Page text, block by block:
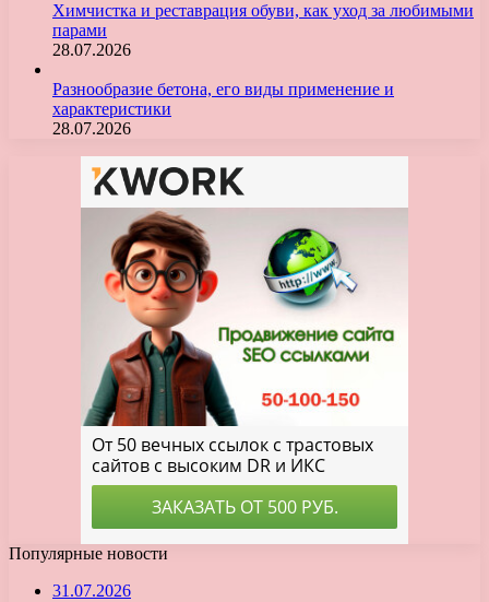
Химчистка и реставрация обуви, как уход за любимыми
парами
28.07.2026
Разнообразие бетона, его виды применение и
характеристики
28.07.2026
Популярные новости
31.07.2026